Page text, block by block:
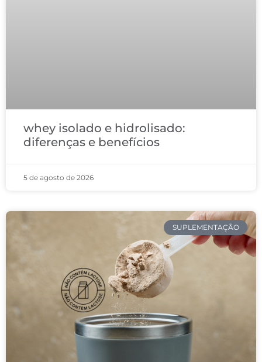
whey isolado e hidrolisado:
diferenças e benefícios
5 de agosto de 2026
SUPLEMENTAÇÃO